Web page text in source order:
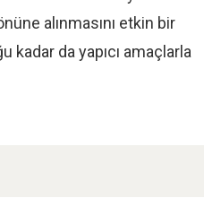
alınmasını etkin bir
da yapıcı amaçlarla